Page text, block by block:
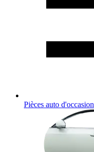
Pièces auto d'occasion